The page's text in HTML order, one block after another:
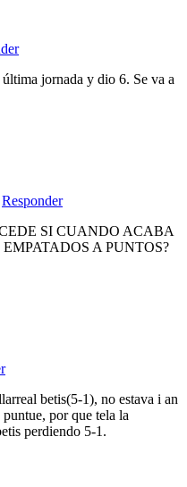
jornada y dio 6. Se va a
Responder
SI CUANDO ACABA
A PUNTOS?
betis(5-1), no estava i an
por que tela la
perdiendo 5-1.